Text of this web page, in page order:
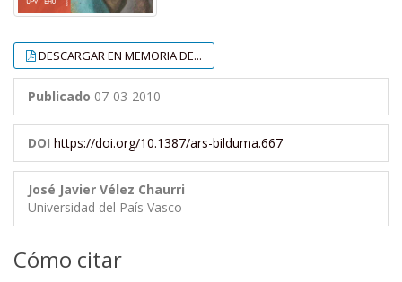
DESCARGAR EN MEMORIA DE...
Publicado 07-03-2010
DOI https://doi.org/10.1387/ars-bilduma.667
José Javier Vélez Chaurri
Universidad del País Vasco
Cómo citar